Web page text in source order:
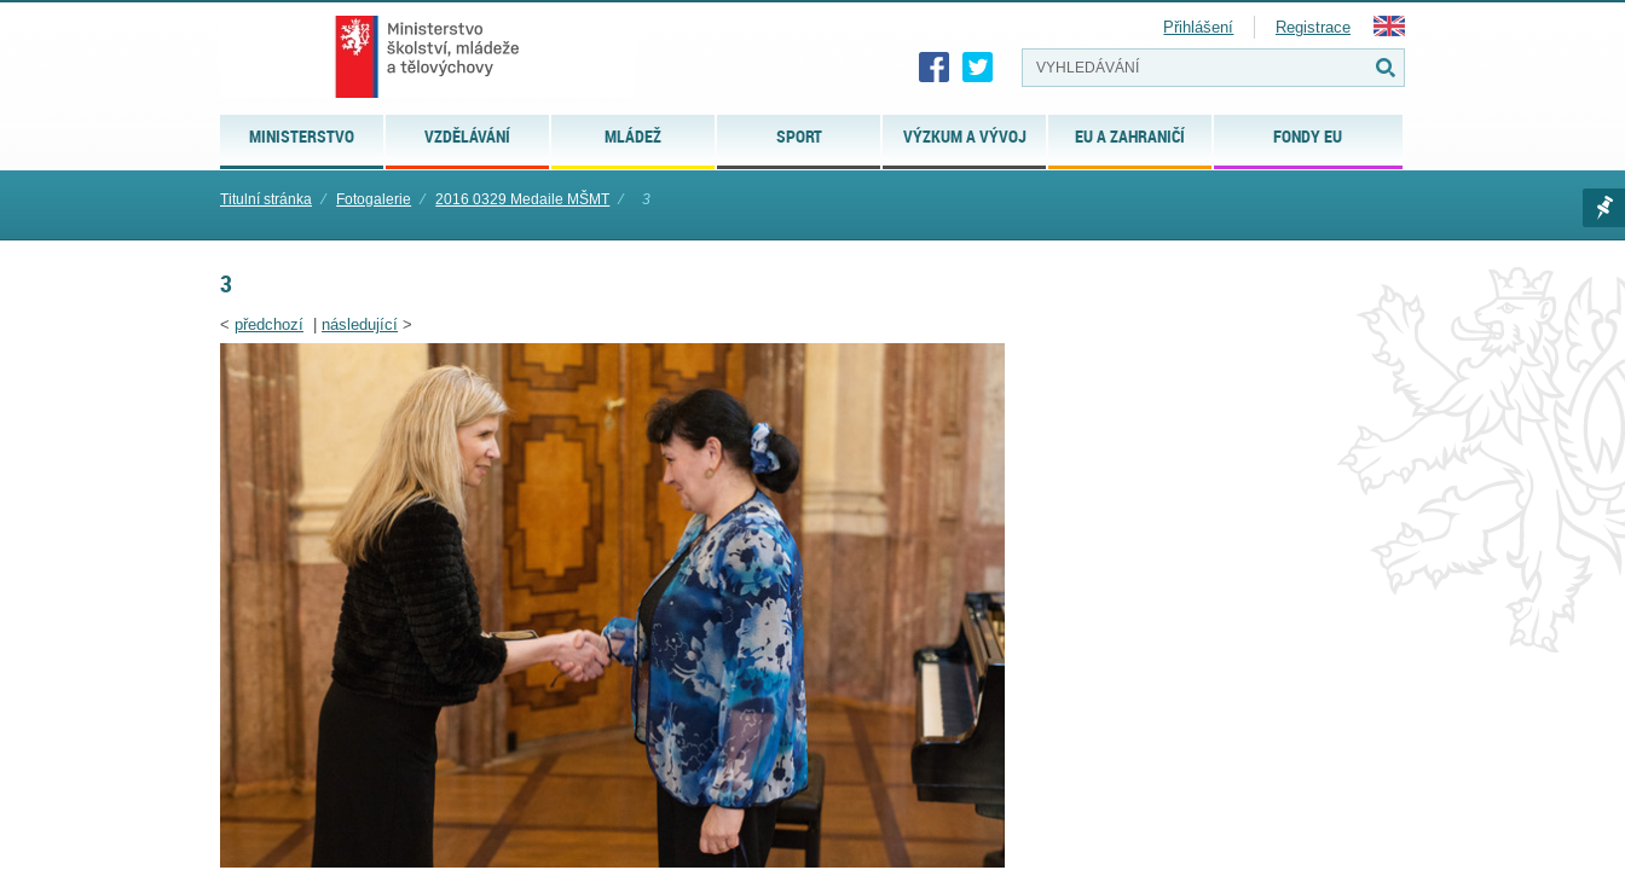
MINISTERSTVO VZDĚLÁVÁNÍ MLÁDEŽ SPORT VÝZKUM A VÝVOJ EU A ZAHRANIČÍ FONDY EU
Přihlášení Registrace
Titulní stránka ⁄ Fotogalerie ⁄ 2016 0329 Medaile MŠMT ⁄ 3
3
< předchozí následující >